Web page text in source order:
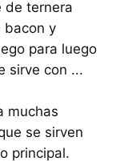
de ternera
bacon y
para luego
sirve con ...
muchas
se sirven
principal.